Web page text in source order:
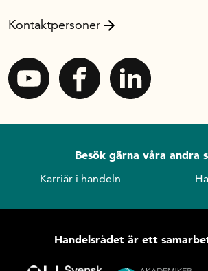
Kontaktpersoner
Besök gärna våra andra
Karriär i handeln
Handelsrådet är ett